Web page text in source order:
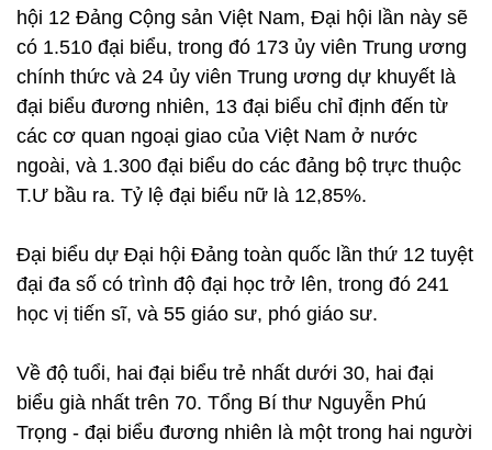
hội 12 Đảng Cộng sản Việt Nam, Đại hội lần này sẽ
có 1.510 đại biểu, trong đó 173 ủy viên Trung ương
chính thức và 24 ủy viên Trung ương dự khuyết là
đại biểu đương nhiên, 13 đại biểu chỉ định đến từ
các cơ quan ngoại giao của Việt Nam ở nước
ngoài, và 1.300 đại biểu do các đảng bộ trực thuộc
T.Ư bầu ra. Tỷ lệ đại biểu nữ là 12,85%.
Đại biểu dự Đại hội Đảng toàn quốc lần thứ 12 tuyệt
đại đa số có trình độ đại học trở lên, trong đó 241
học vị tiến sĩ, và 55 giáo sư, phó giáo sư.
Về độ tuổi, hai đại biểu trẻ nhất dưới 30, hai đại
biểu già nhất trên 70. Tổng Bí thư Nguyễn Phú
Trọng - đại biểu đương nhiên là một trong hai người